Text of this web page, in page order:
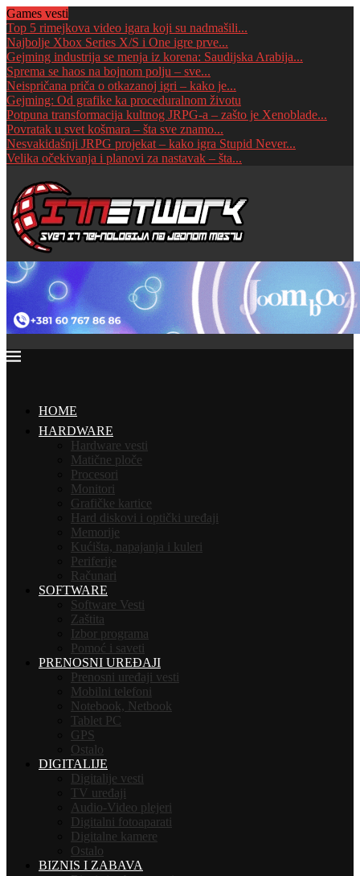
Games vesti
Top 5 rimejkova video igara koji su nadmašili...
Najbolje Xbox Series X/S i One igre prve...
Gejming industrija se menja iz korena: Saudijska Arabija...
Sprema se haos na bojnom polju – sve...
Neispričana priča o otkazanoj igri – kako je...
Gejming: Od grafike ka proceduralnom životu
Potpuna transformacija kultnog JRPG-a – zašto je Xenoblade...
Povratak u svet košmara – šta sve znamo...
Nesvakidašnji JRPG projekat – kako igra Stupid Never...
Velika očekivanja i planovi za nastavak – šta...
HOME
HARDWARE
Hardware vesti
Matične ploče
Procesori
Monitori
Grafičke kartice
Hard diskovi i optički uređaji
Memorije
Kućišta, napajanja i kuleri
Periferije
Računari
SOFTWARE
Software Vesti
Zaštita
Izbor programa
Pomoć i saveti
PRENOSNI UREĐAJI
Prenosni uređaji vesti
Mobilni telefoni
Notebook, Netbook
Tablet PC
GPS
Ostalo
DIGITALIJE
Digitalije vesti
TV uređaji
Audio-Video plejeri
Digitalni fotoaparati
Digitalne kamere
Ostalo
BIZNIS I ZABAVA